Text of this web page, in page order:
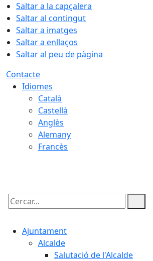
Saltar a la capçalera
Saltar al contingut
Saltar a imatges
Saltar a enllaços
Saltar al peu de pàgina
Contacte
Idiomes
Català
Castellà
Anglès
Alemany
Francès
Cercar:
Ajuntament
Alcalde
Salutació de l'Alcalde